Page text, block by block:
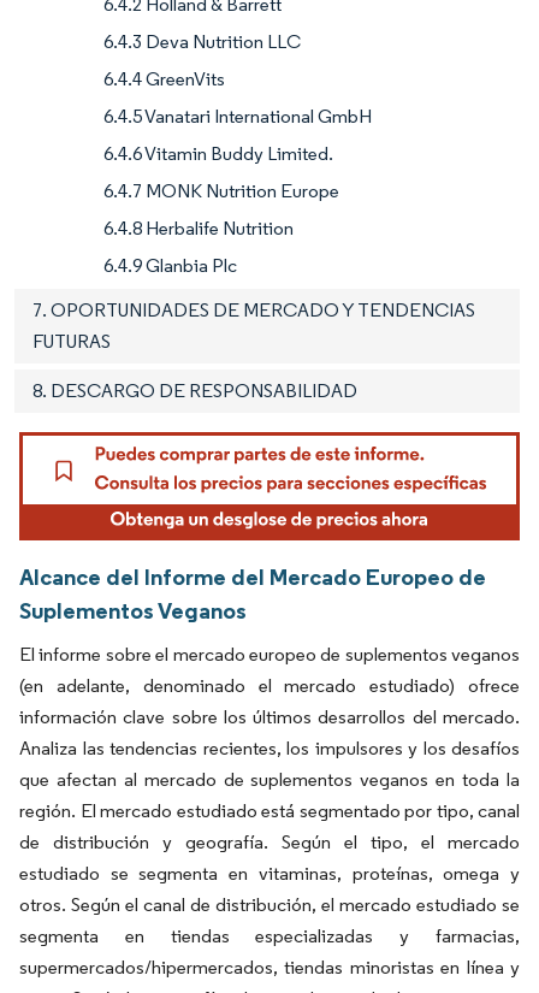
6.4.3 Deva Nutrition LLC
6.4.4 GreenVits
6.4.5 Vanatari International GmbH
6.4.6 Vitamin Buddy Limited.
6.4.7 MONK Nutrition Europe
6.4.8 Herbalife Nutrition
6.4.9 Glanbia Plc
7. OPORTUNIDADES DE MERCADO Y TENDENCIAS
FUTURAS
8. DESCARGO DE RESPONSABILIDAD
Alcance del Informe del Mercado Europeo de
Suplementos Veganos
El informe sobre el mercado europeo de suplementos veganos
(en adelante, denominado el mercado estudiado) ofrece
información clave sobre los últimos desarrollos del mercado.
Analiza las tendencias recientes, los impulsores y los desafíos
que afectan al mercado de suplementos veganos en toda la
región. El mercado estudiado está segmentado por tipo, canal
de distribución y geografía. Según el tipo, el mercado
estudiado se segmenta en vitaminas, proteínas, omega y
otros. Según el canal de distribución, el mercado estudiado se
segmenta en tiendas especializadas y farmacias,
supermercados/hipermercados, tiendas minoristas en línea y